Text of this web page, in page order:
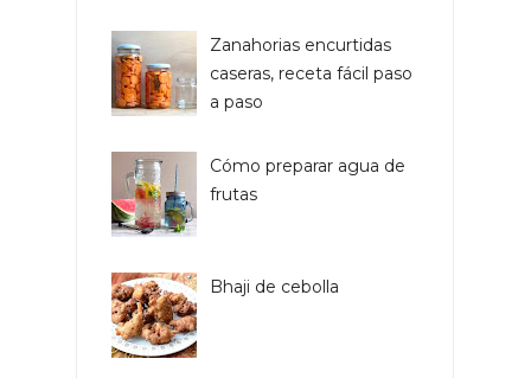
Zanahorias encurtidas
caseras, receta fácil paso
a paso
Cómo preparar agua de
frutas
Bhaji de cebolla